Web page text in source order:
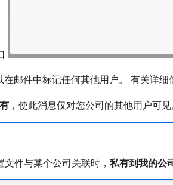
在邮件中标记任何其他用户。 有关详细
，使此消息仅对您公司的其他用户可见
文件与某个公司关联时， 私有到我的公